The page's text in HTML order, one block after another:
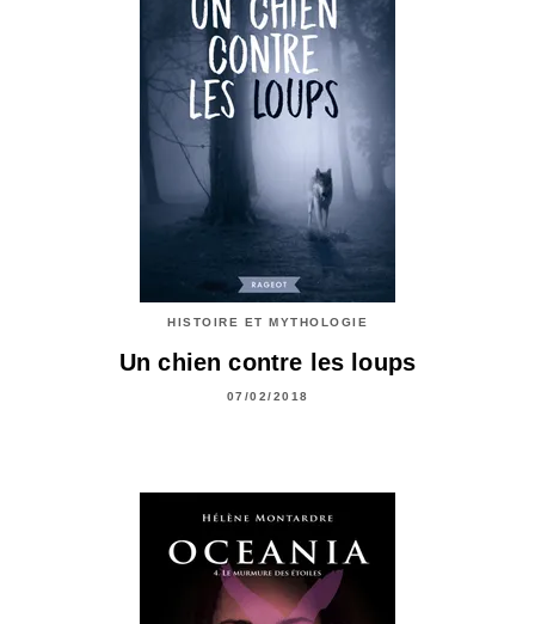
HISTOIRE ET MYTHOLOGIE
Un chien contre les loups
07/02/2018